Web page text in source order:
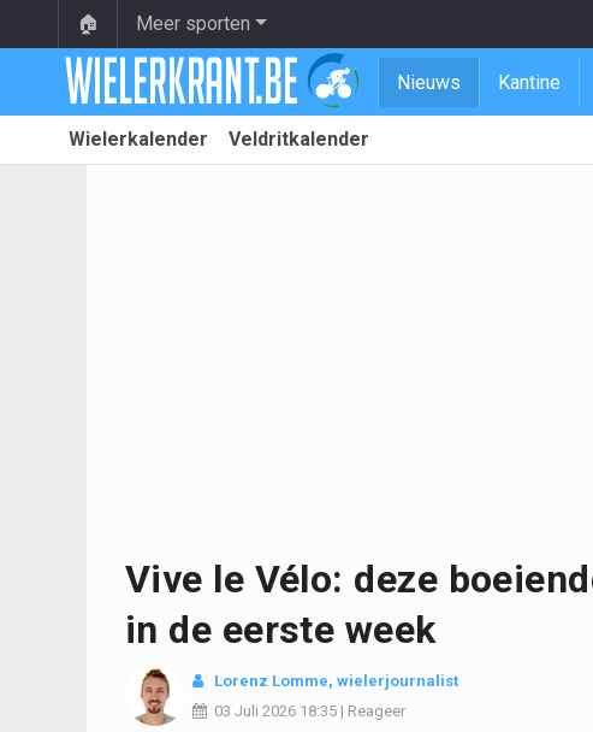
🏠 Meer sporten
Nieuws Kantine
Wielerkalender Veldritkalender
Vive le Vélo: deze
in de eerste week
Lorenz Lomme, wielerjournalist
03 Juli 2026 18:35 | Reageer